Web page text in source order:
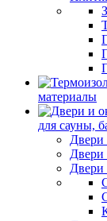
материалы
для сауны,
Двери
Двери